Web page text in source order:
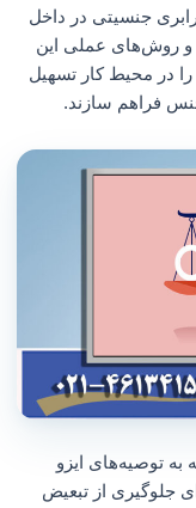
جنسیتی در داخل
و روش‌های عملی این
را در محیط کار تسهیل
فراهم سازند.
توصیه‌های ایزو
جلوگیری از تبعیض